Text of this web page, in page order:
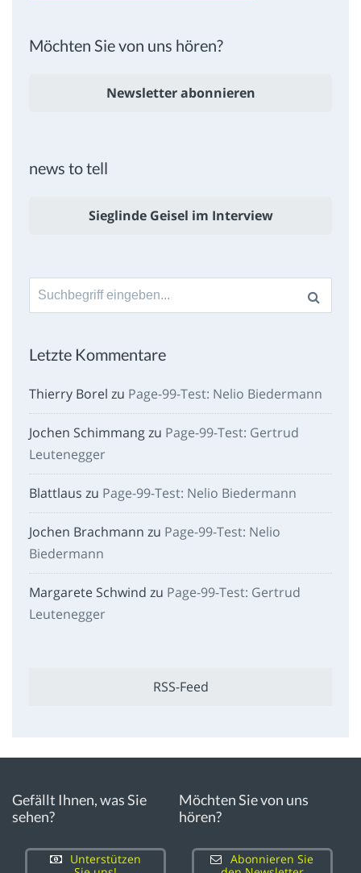
Möchten Sie von uns hören?
Newsletter abonnieren
news to tell
Sieglinde Geisel im Interview
Suche
nach:
Letzte Kommentare
Thierry Borel zu Page-99-Test: Nelio Biedermann
Jochen Schimmangzu Page-99-Test: Gertrud
Leutenegger
Blattlaus zu Page-99-Test: Nelio Biedermann
Jochen Brachmann zu Page-99-Test: Nelio
Biedermann
Margarete Schwind zu Page-99-Test: Gertrud
Leutenegger
RSS-Feed
Gefällt Ihnen, was Sie
sehen?
Unterstützen
Möchten Sie von uns
hören?
Abonnieren Sie